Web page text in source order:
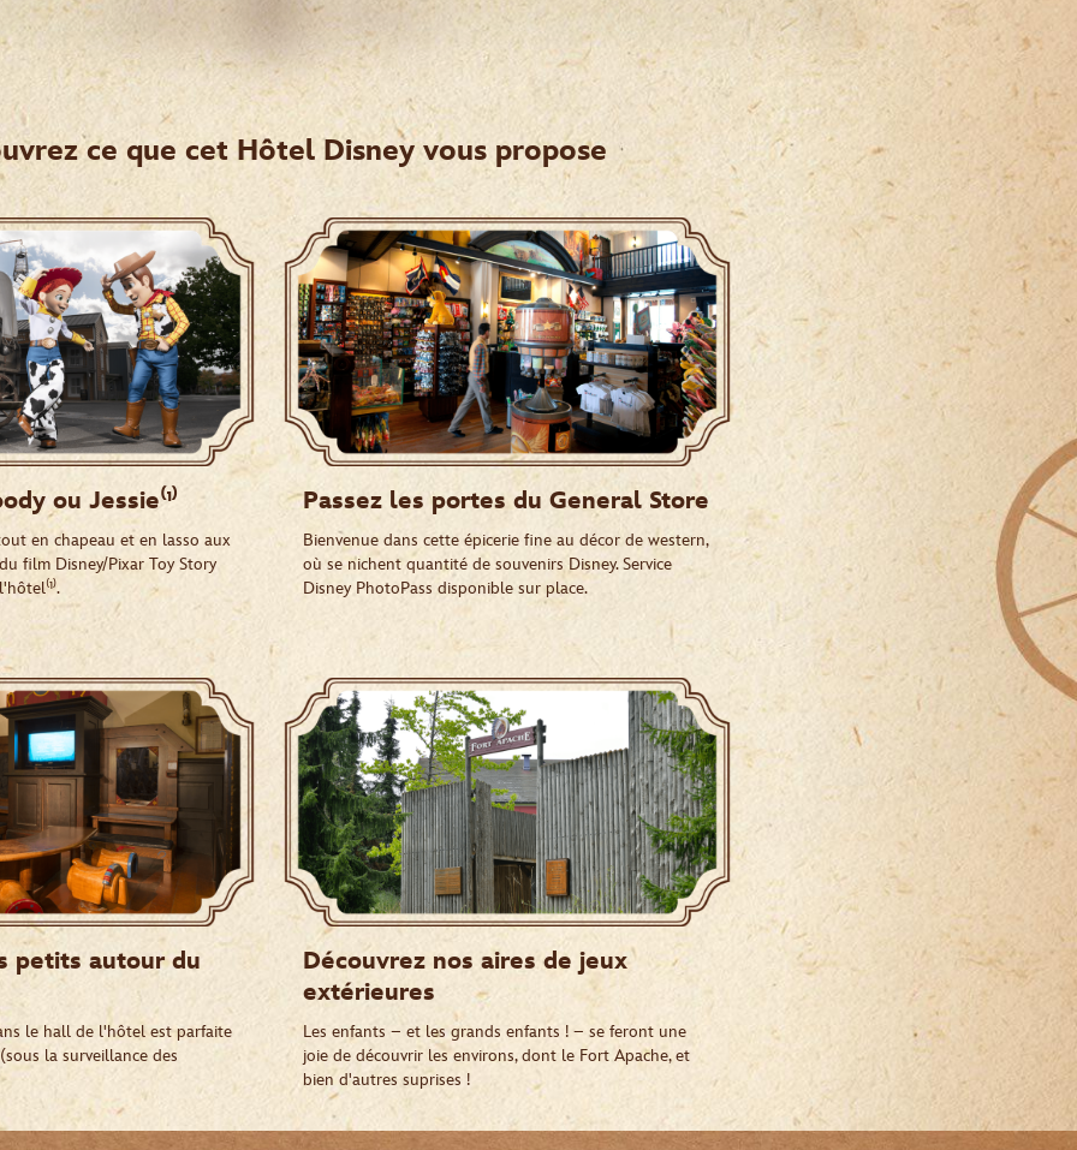
ce que cet Hôtel Disney vous propose
ou Jessie⁽¹⁾
en chapeau et en lasso aux
film Disney/Pixar Toy Story
Passez les portes du General Store
Bienvenue dans cette épicerie fine au décor de western,
où se nichent quantité de souvenirs Disney. Service
Disney PhotoPass disponible sur place.
petits autour du
le hall de l'hôtel est parfaite
la surveillance des
Découvrez nos aires de jeux
extérieures
Les enfants – et les grands enfants ! – se feront une
joie de découvrir les environs, dont le Fort Apache, et
bien d'autres suprises !